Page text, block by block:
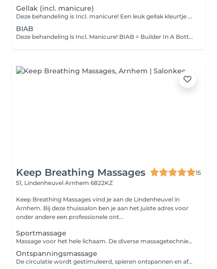
Gellak (incl. manicure)
Deze behandeling is Incl. manicure! Een leuk gellak kleurtje op de natuurlijke nagel LET OP! - geen verlenging - geen biab of hardgel - als er nog product op de nagel zit van een andere salon of mijn BIAB of gel is het noodzakelijk oud product verwijderen erbij te boeken
BIAB
Deze behandeling is Incl. Manicure! BIAB = Builder In A Bottle Bij deze behandeling doen we een flexibele gel op de natuurlijke nagel. Hierbij wordt de nagel niet verlengt LET OP! Heb je nog oud product op van een andere salon? boek dan oud product verwijderen erbij! BeauNails werkt niet op product van andere salons
Keep Breathing Massages
15
51, Lindenheuvel Arnhem 6822KZ
Keep Breathing Massages vind je aan de Lindenheuvel in
Arnhem. Bij deze thuissalon ben je aan het juiste adres voor
onder andere een professionele ont...
Sportmassage
Massage voor het hele lichaam. De diverse massagetechnieken en intensiteiten zorgen voor een betere doorbloeding in de spieren en activeert de afvoer van afvalstoffen om zo de kans op blessures te verminderen. Een sportmassage kun je voor, tijdens of na een inspanning laten uitvoeren. In overleg wordt de massage speciaal op jouw wensen afgestemd.
Ontspanningsmassage
De circulatie wordt gestimuleerd, spieren ontspannen en afvalstoffen worden afgevoerd. Daarnaast bevordert een massage de aanmaak van het gelukshormoon endorfine en het knuffelhormoon oxytocine. Dit vermindert stress en verhoogt het geluksgevoel.